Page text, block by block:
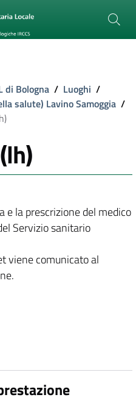
di Bologna / Luoghi /
salute) Lavino Samoggia /
e la prescrizione del medico
Servizio sanitario
viene comunicato al